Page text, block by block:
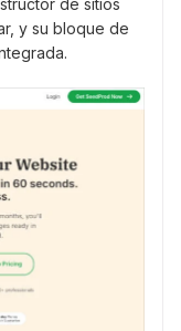
de sitios
y su bloque de